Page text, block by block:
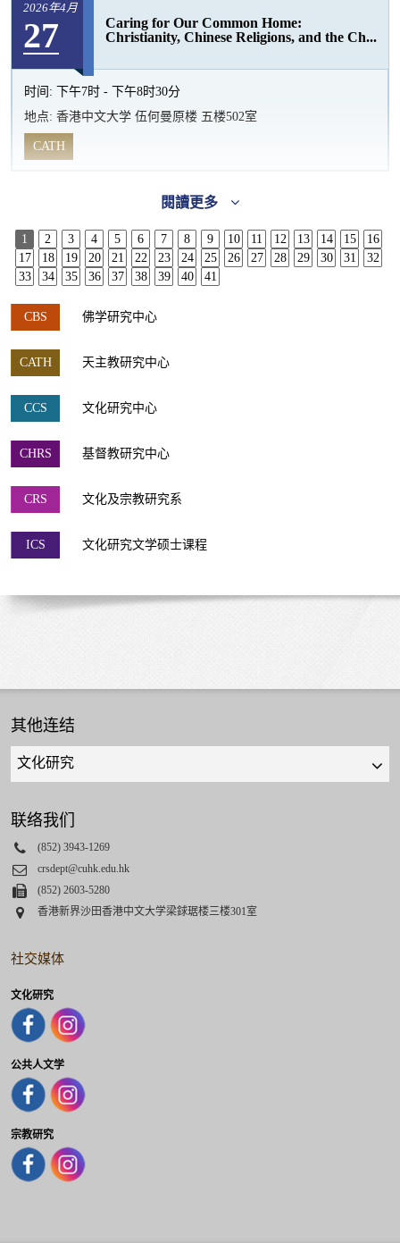
2026年4月
27
Caring for Our Common Home:
Christianity, Chinese Religions, and the Ch...
时间:
下午7时 - 下午8时30分
地点: 香港中文大学 伍何曼原楼 五楼502室
CATH
閱讀更多
1 2 3 4 5 6 7 8 9 10 11 12 13 14 15
16
17
18 19 20 21 22 23 24 25 26 27 28 29 30 31
32
33
34 35 36 37 38 39 40 41
CBS 佛学研究中心
CATH 天主教研究中心
CCS 文化研究中心
CHRS 基督教研究中心
CRS 文化及宗教研究系
ICS 文化研究文学硕士课程
其他连结
Quick
links
select
联络我们
Phone
(852) 3943-1269
Email
crsdept@cuhk.edu.hk
Fax(852) 2603-5280
Address
香港新界沙田香港中文大学梁銶琚楼三楼301室
社交媒体
文化研究
公共人文学
宗教研究